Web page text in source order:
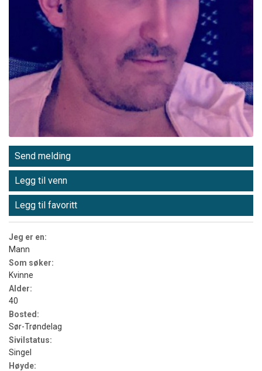
Send melding
Legg til venn
Legg til favoritt
Jeg er en:
Mann
Som søker:
Kvinne
Alder:
40
Bosted:
Sør-Trøndelag
Sivilstatus:
Singel
Høyde: